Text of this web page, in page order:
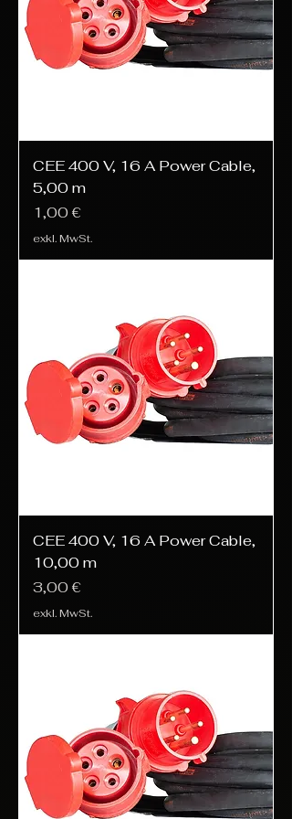
CEE 400 V, 16 A Power Cable,
5,00 m
Preis
1,00 €
exkl. MwSt.
CEE 400 V, 16 A Power Cable,
10,00 m
Preis
3,00 €
exkl. MwSt.